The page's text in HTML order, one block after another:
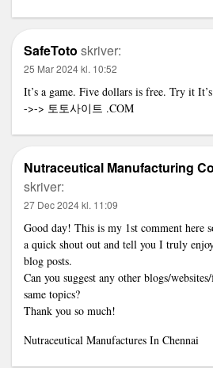
SafeToto skriver:
25 Mar 2024 kl. 10:52
It’s a game. Five dollars is free. Try it
->-> 토토사이트 .COM
Nutraceutical Manufacturing
skriver:
27 Dec 2024 kl. 11:09
Good day! This is my 1st comment here
a quick shout out and tell you I truly
blog posts.
Can you suggest any other blogs/
same topics?
Thank you so much!
Nutraceutical Manufactures In Chennai